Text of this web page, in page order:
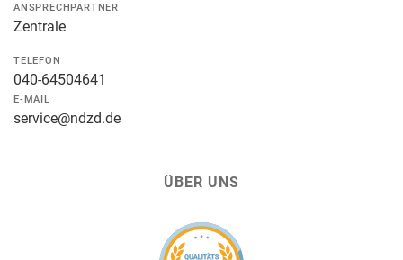
ANSPRECHPARTNER
Zentrale
TELEFON
040-64504641
E-MAIL
service@ndzd.de
ÜBER UNS